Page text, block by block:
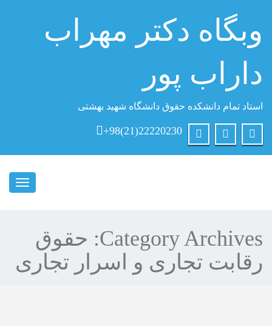
وبگاه دكتر مهراب
داراب پور
استاد تمام دانشکده حقوق دانشگاه شهید بهشتی
+98(21)22220230
Toggle
Category Archives: حقوق
رقابت تجاری و اسرار تجاری